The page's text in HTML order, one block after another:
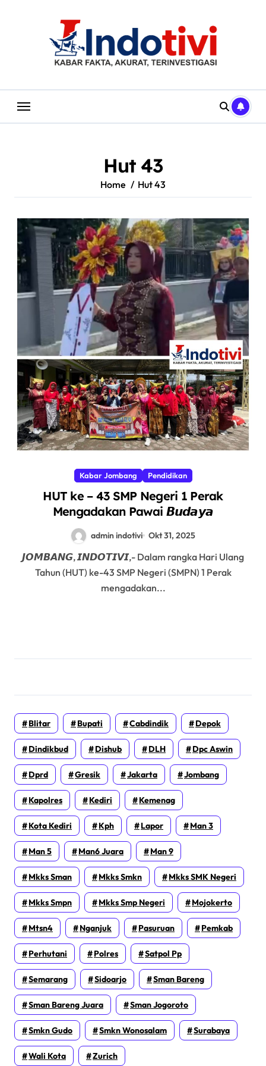
Hut 43
Home Hut 43
Kabar Jombang Pendidikan
HUT ke – 43 SMP Negeri 1 Perak
Mengadakan Pawai 𝘽𝙪𝙙𝙖𝙮𝙖
admin indotivi Okt 31, 2025
𝙅𝙊𝙈𝘽𝘼𝙉𝙂, 𝙄𝙉𝘿𝙊𝙏𝙄𝙑𝙄,- Dalam rangka Hari Ulang
Tahun (HUT) ke-43 SMP Negeri (SMPN) 1 Perak
mengadakan...
Blitar Bupati Cabdindik Depok
Dindikbud Dishub DLH Dpc Aswin
Dprd Gresik Jakarta Jombang
Kapolres Kediri Kemenag
Kota Kediri Kph Lapor Man 3
Man 5 Man6 Juara Man 9
Mkks Sman Mkks Smkn Mkks SMK Negeri
Mkks Smpn Mkks Smp Negeri Mojokerto
Mtsn4 Nganjuk Pasuruan Pemkab
Perhutani Polres Satpol Pp
Semarang Sidoarjo Sman Bareng
Sman Bareng Juara Sman Jogoroto
Smkn Gudo Smkn Wonosalam Surabaya
Wali Kota Zurich